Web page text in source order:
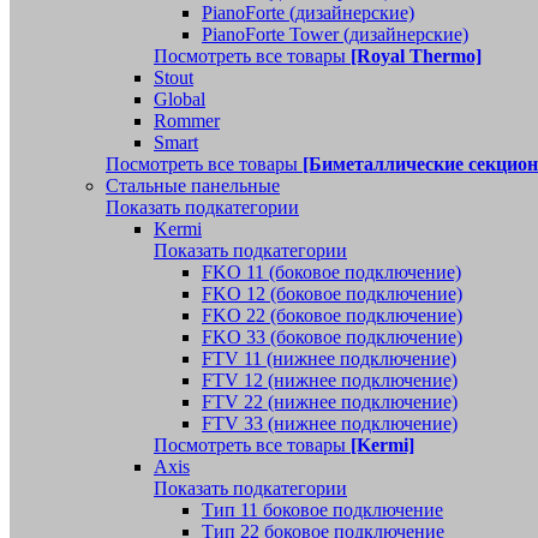
PianoForte (дизайнерские)
PianoForte Tower (дизайнерские)
Посмотреть все товары [Royal Thermo]
Stout
Global
Rommer
Smart
Посмотреть все товары [Биметаллические
Стальные панельные
Показать подкатегории
Kermi
Показать подкатегории
FKO 11 (боковое подключение)
FKO 12 (боковое подключение)
FKO 22 (боковое подключение)
FKO 33 (боковое подключение)
FTV 11 (нижнее подключение)
FTV 12 (нижнее подключение)
FTV 22 (нижнее подключение)
FTV 33 (нижнее подключение)
Посмотреть все товары [Kermi]
Axis
Показать подкатегории
Тип 11 боковое подключение
Тип 22 боковое подключение